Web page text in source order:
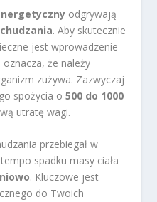
odgrywają
. Aby skutecznie
jest wprowadzenie
oznacza, że należy
zużywa. Zazwyczaj
spożycia o500 do 1000
utratę wagi.
przebiegał w
spadku masy ciała
. Kluczowe jest
do Twoich